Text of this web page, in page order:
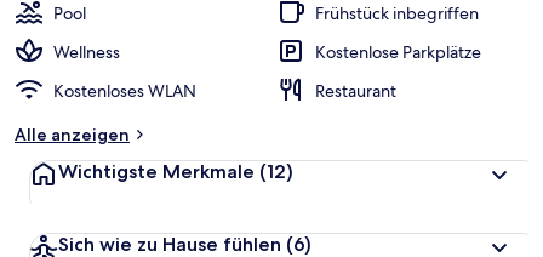
Pool
Frühstück inbegriffen
Wellness
Kostenlose Parkplätze
Kostenloses WLAN
Restaurant
Alle anzeigen
Wichtigste Merkmale (12)
Sich wie zu Hause fühlen (6)